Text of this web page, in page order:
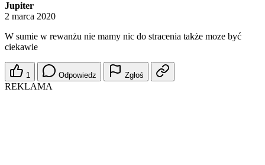
Jupiter
2 marca 2020
W sumie w rewanżu nie mamy nic do stracenia także moze być
ciekawie
1 Odpowiedz Zgłoś
REKLAMA